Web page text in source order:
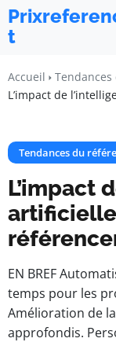
t
Accueil
L’impact de
Tendances du
L’impact
EN BREF
temps pour les
Amélioration de
approfondis.